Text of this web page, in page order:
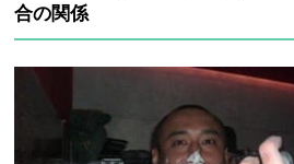
合の関係